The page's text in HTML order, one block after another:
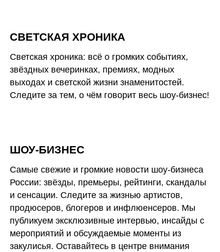
СВЕТСКАЯ ХРОНИКА
Светская хроника: всё о громких событиях,
звёздных вечеринках, премиях, модных
выходах и светской жизни знаменитостей.
Следите за тем, о чём говорит весь шоу-бизнес!
ШОУ-БИЗНЕС
Самые свежие и громкие новости шоу-бизнеса
России: звёзды, премьеры, рейтинги, скандалы
и сенсации. Следите за жизнью артистов,
продюсеров, блогеров и инфлюенсеров. Мы
публикуем эксклюзивные интервью, инсайды с
мероприятий и обсуждаемые моменты из
закулисья. Оставайтесь в центре внимания